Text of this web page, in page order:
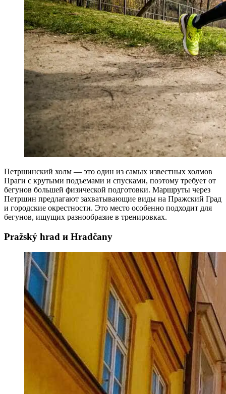
Петршинский холм — это один из самых известных холмов
Праги с крутыми подъемами и спусками, поэтому требует от
бегунов большей физической подготовки. Маршруты через
Петршин предлагают захватывающие виды на Пражский Град
и городские окрестности. Это место особенно подходит для
бегунов, ищущих разнообразие в тренировках.
Pražský hrad и Hradčany